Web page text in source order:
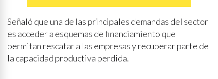
Señaló que una de las principales demandas del sector
es acceder a esquemas de financiamiento que
permitan rescatar a las empresas y recuperar parte de
la capacidad productiva perdida.